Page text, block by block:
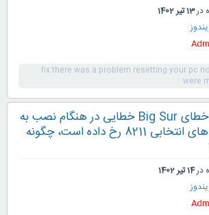
در13 تیر 1402
fix there was a problem resetting your pc
were
MacOs خطای Big Sur خطایی در هنگام نصب به
روزرسانی های انتخابی 8211 رخ داده است، چگونه
در14 تیر 1402